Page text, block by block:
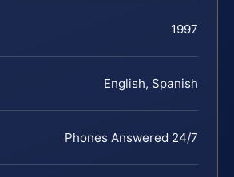
1997
English, Spanish
Phones Answered 24/7